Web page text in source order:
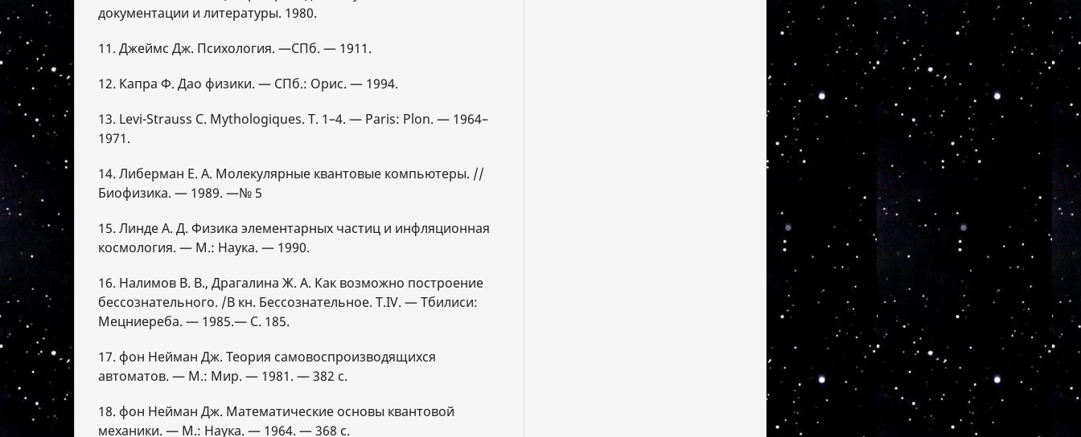
документации и литературы. 1980.
11. Джеймс Дж. Психология. —СПб. — 1911.
12. Капра Ф. Дао физики. — СПб.: Орис. — 1994.
13. Levi-Strauss C. Mythologiques. T. 1–4. — Paris: Plon. — 1964–
1971.
14. Либерман Е. А. Молекулярные квантовые компьютеры. //
Биофизика. — 1989. —№ 5
15. Линде А. Д. Физика элементарных частиц и инфляционная
космология. — М.: Наука. — 1990.
16. Налимов В. В., Драгалина Ж. А. Как возможно построение
бессознательного. /В кн. Бессознательное. Т.IV. — Тбилиси:
Мецниереба. — 1985.— С. 185.
17. фон Нейман Дж. Теория самовоспроизводящихся
автоматов. — М.: Мир. — 1981. — 382 с.
18. фон Нейман Дж. Математические основы квантовой
механики. — М.: Наука. — 1964. — 368 с.